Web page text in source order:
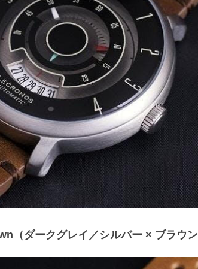
（ダークグレイ／シルバー × ブラウ